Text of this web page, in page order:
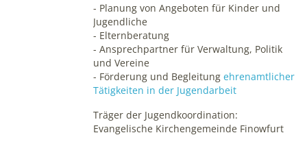
- Planung von Angeboten für Kinder und
Jugendliche
- Elternberatung
- Ansprechpartner für Verwaltung, Politik
und Vereine
- Förderung und Begleitung ehrenamtlicher
Tätigkeiten in der Jugendarbeit
Träger der Jugendkoordination:
Evangelische Kirchengemeinde Finowfurt
Grundlage für Verbesserungen der Nutzererfahrung
_pk_ses, _pk_id
matomo.org